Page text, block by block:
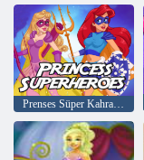
Prenses Süper Kahramanlar